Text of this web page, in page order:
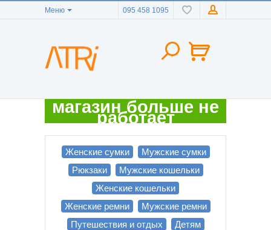
Меню 095 458 1095
магазин больше не
работает
Женские сумки
Мужские сумки
Рюкзаки
Мужские кошельки
Женские кошельки
Женские ремни
Мужские ремни
Путешествия и отдых
Детям